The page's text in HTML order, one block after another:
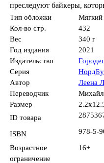
преследуют байкеры,
Тип обложки
Мягкий
Кол-во стр.
432
Вес
340 г
Год издания
2021
Издательство
Серия
Автор
Леена
Переводчик
Размер
ID товара
ISBN 978-5-
Возрастное
ограничение
16+